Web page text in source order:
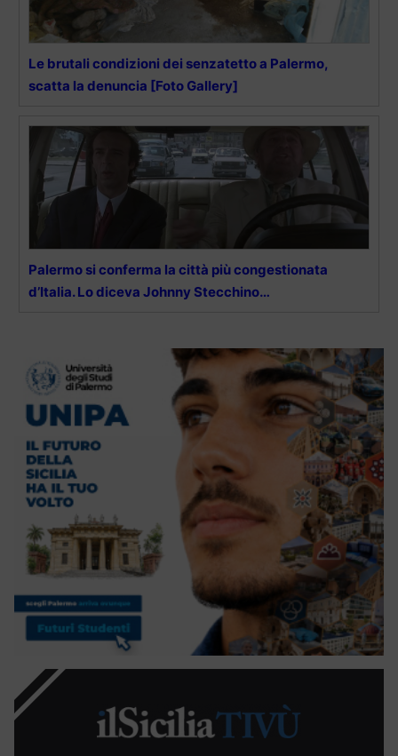
Le brutali condizioni dei senzatetto a Palermo,
scatta la denuncia [Foto Gallery]
Palermo si conferma la città più congestionata
d’Italia. Lo diceva Johnny Stecchino…